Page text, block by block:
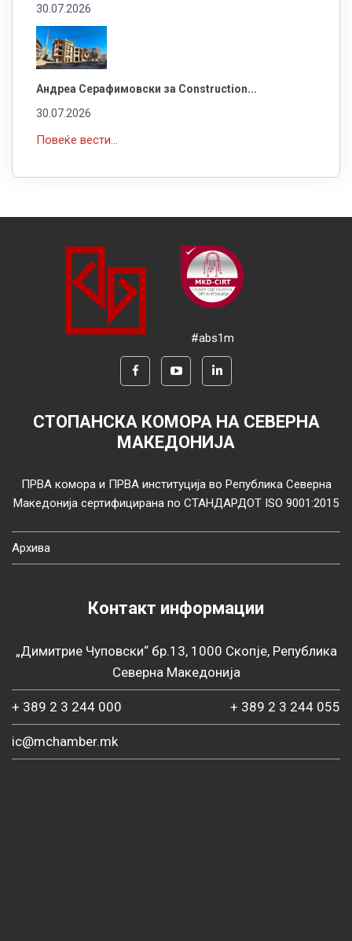
30.07.2026
Андреа Серафимовски за Construction...
30.07.2026
Повеќе вести...
#abs1m
СТОПАНСКА КОМОРА НА СЕВЕРНА
МАКЕДОНИЈА
ПРВА комора и ПРВА институција во Република Северна
Македонија сертифицирана по СТАНДАРДОТ ISO 9001:2015
Архива
Контакт информации
„Димитрие Чуповски“ бр.13, 1000 Скопје, Република
Северна Македонија
+ 389 2 3 244 000 + 389 2 3 244 055
ic@mchamber.mk